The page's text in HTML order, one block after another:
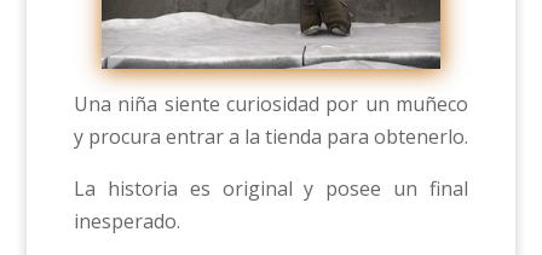
Una niña siente curiosidad por un muñeco
y procura entrar a la tienda para obtenerlo.
La historia es original y posee un final
inesperado.